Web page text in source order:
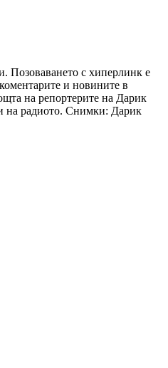
Позоваването с хиперлинк е
и новините в
на репортерите на Дарик
на радиото. Снимки: Дарик